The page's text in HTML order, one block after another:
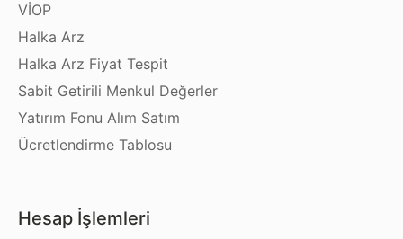
VİOP
Halka Arz
Halka Arz Fiyat Tespit
Sabit Getirili Menkul Değerler
Yatırım Fonu Alım Satım
Ücretlendirme Tablosu
Hesap İşlemleri